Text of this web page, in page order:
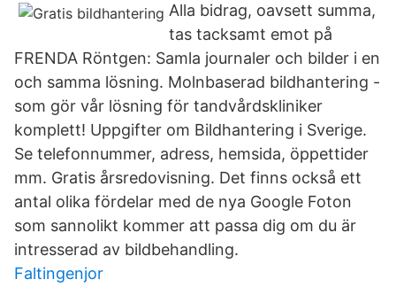
Alla bidrag, oavsett summa,
tas tacksamt emot på
FRENDA Röntgen: Samla journaler och bilder i en
och samma lösning. Molnbaserad bildhantering -
som gör vår lösning för tandvårdskliniker
komplett! Uppgifter om Bildhantering i Sverige.
Se telefonnummer, adress, hemsida, öppettider
mm. Gratis årsredovisning. Det finns också ett
antal olika fördelar med de nya Google Foton
som sannolikt kommer att passa dig om du är
intresserad av bildbehandling.
Faltingenjor